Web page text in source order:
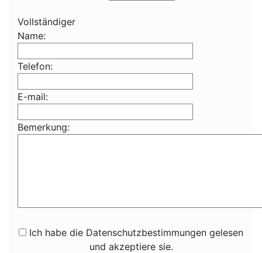
Vollständiger
Name:
Telefon:
E-mail:
Bemerkung:
Ich habe die Datenschutzbestimmungen gelesen
und akzeptiere sie.